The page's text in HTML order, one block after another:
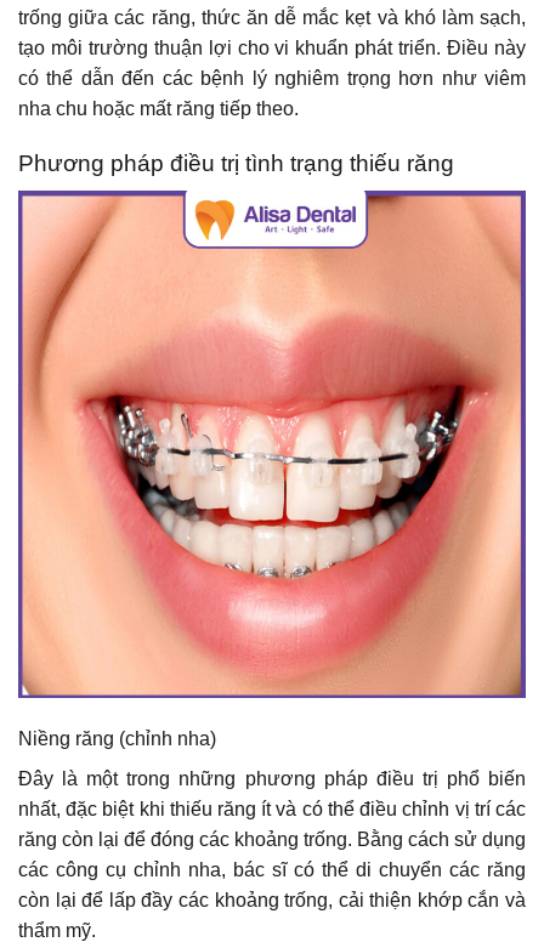
trống giữa các răng, thức ăn dễ mắc kẹt và khó làm sạch,
tạo môi trường thuận lợi cho vi khuẩn phát triển. Điều này
có thể dẫn đến các bệnh lý nghiêm trọng hơn như viêm
nha chu hoặc mất răng tiếp theo.
Phương pháp điều trị tình trạng thiếu răng
Niềng răng (chỉnh nha)
Đây là một trong những phương pháp điều trị phổ biến
nhất, đặc biệt khi thiếu răng ít và có thể điều chỉnh vị trí các
răng còn lại để đóng các khoảng trống. Bằng cách sử dụng
các công cụ chỉnh nha, bác sĩ có thể di chuyển các răng
còn lại để lấp đầy các khoảng trống, cải thiện khớp cắn và
thẩm mỹ.